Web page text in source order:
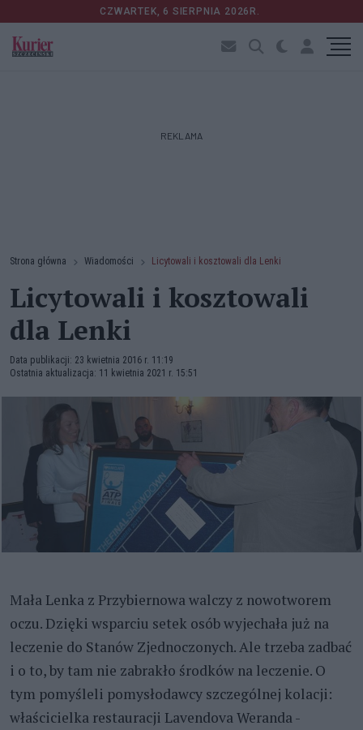
CZWARTEK, 6 SIERPNIA 2026R.
REKLAMA
Strona główna Wiadomości Licytowali i kosztowali dla Lenki
Licytowali i kosztowali
dla Lenki
Data publikacji: 23 kwietnia 2016 r. 11:19
Ostatnia aktualizacja: 11 kwietnia 2021 r. 15:51
Mała Lenka z Przybiernowa walczy z nowotworem
oczu. Dzięki wsparciu setek osób wyjechała już na
leczenie do Stanów Zjednoczonych. Ale trzeba zadbać
i o to, by tam nie zabrakło środków na leczenie. O
tym pomyśleli pomysłodawcy szczególnej kolacji:
właścicielka restauracji Lavendova Weranda -